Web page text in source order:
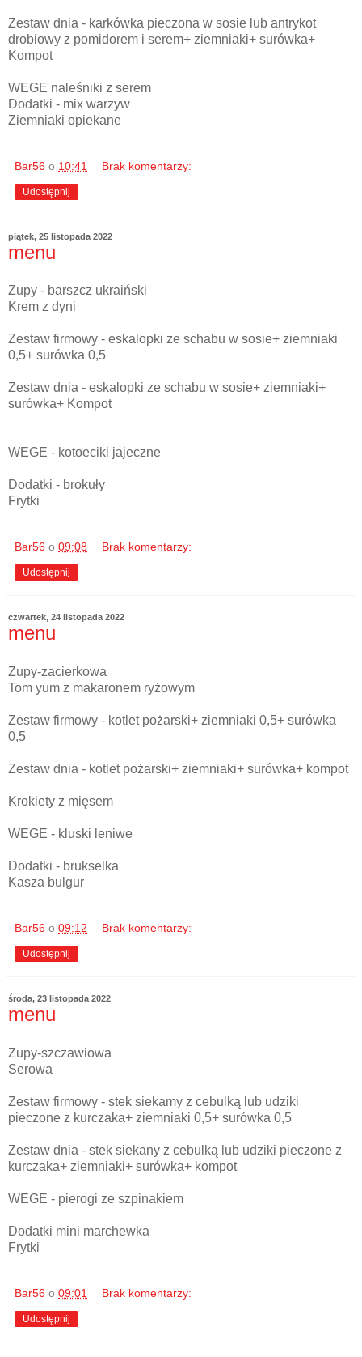
Zestaw dnia - karkówka pieczona w sosie lub antrykot
drobiowy z pomidorem i serem+ ziemniaki+ surówka+
Kompot
WEGE naleśniki z serem
Dodatki - mix warzyw
Ziemniaki opiekane
Bar56 o 10:41 Brak komentarzy:
Udostępnij
piątek, 25 listopada 2022
menu
Zupy - barszcz ukraiński
Krem z dyni
Zestaw firmowy - eskalopki ze schabu w sosie+ ziemniaki
0,5+ surówka 0,5
Zestaw dnia - eskalopki ze schabu w sosie+ ziemniaki+
surówka+ Kompot
WEGE - kotoeciki jajeczne
Dodatki - brokuły
Frytki
Bar56 o 09:08 Brak komentarzy:
Udostępnij
czwartek, 24 listopada 2022
menu
Zupy-zacierkowa
Tom yum z makaronem ryżowym
Zestaw firmowy - kotlet pożarski+ ziemniaki 0,5+ surówka
0,5
Zestaw dnia - kotlet pożarski+ ziemniaki+ surówka+ kompot
Krokiety z mięsem
WEGE - kluski leniwe
Dodatki - brukselka
Kasza bulgur
Bar56 o 09:12 Brak komentarzy:
Udostępnij
środa, 23 listopada 2022
menu
Zupy-szczawiowa
Serowa
Zestaw firmowy - stek siekamy z cebulką lub udziki
pieczone z kurczaka+ ziemniaki 0,5+ surówka 0,5
Zestaw dnia - stek siekany z cebulką lub udziki pieczone z
kurczaka+ ziemniaki+ surówka+ kompot
WEGE - pierogi ze szpinakiem
Dodatki mini marchewka
Frytki
Bar56 o 09:01 Brak komentarzy:
Udostępnij